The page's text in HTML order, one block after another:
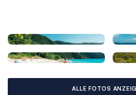
faszinierende Wasserhöhlen.
vorhanden. Die natürliche Schönheit
Hauptgründe, warum Segler eine
an Land sind vielfältig und
Strandbars über ruhige Dörfer bis hin
ALLE FOTOS